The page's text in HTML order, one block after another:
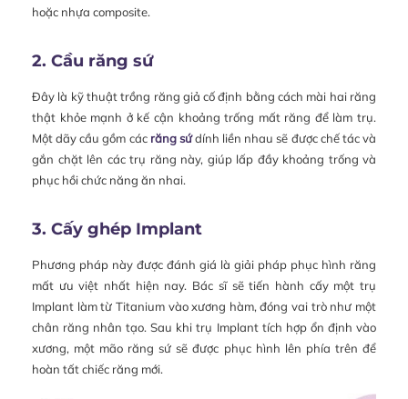
hoặc nhựa composite.
2. Cầu răng sứ
Đây là kỹ thuật trồng răng giả cố định bằng cách mài hai răng
thật khỏe mạnh ở kế cận khoảng trống mất răng để làm trụ.
Một dãy cầu gồm các răng sứdính liền nhau sẽ được chế tác và
gắn chặt lên các trụ răng này, giúp lấp đầy khoảng trống và
phục hồi chức năng ăn nhai.
3. Cấy ghép Implant
Phương pháp này được đánh giá là giải pháp phục hình răng
mất ưu việt nhất hiện nay. Bác sĩ sẽ tiến hành cấy một trụ
Implant làm từ Titanium vào xương hàm, đóng vai trò như một
chân răng nhân tạo. Sau khi trụ Implant tích hợp ổn định vào
xương, một mão răng sứ sẽ được phục hình lên phía trên để
hoàn tất chiếc răng mới.